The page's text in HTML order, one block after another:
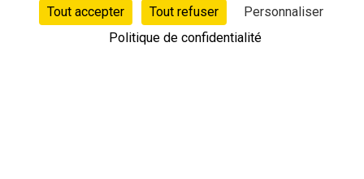
Tout accepter
Tout refuser
Personnaliser
Politique de confidentialité